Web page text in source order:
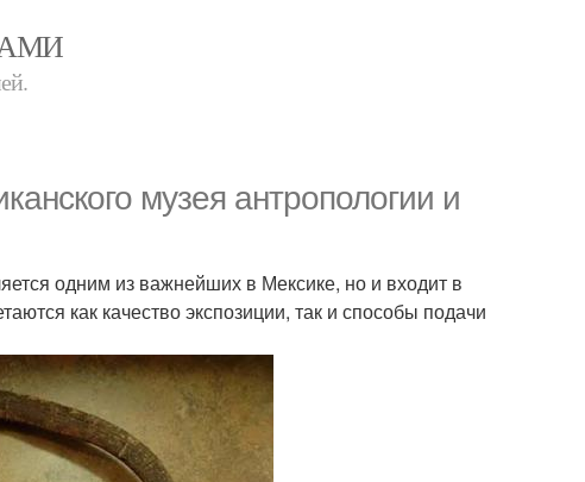
музея антропологии и
одним из важнейших в Мексике, но и входит в
как качество экспозиции, так и способы подачи